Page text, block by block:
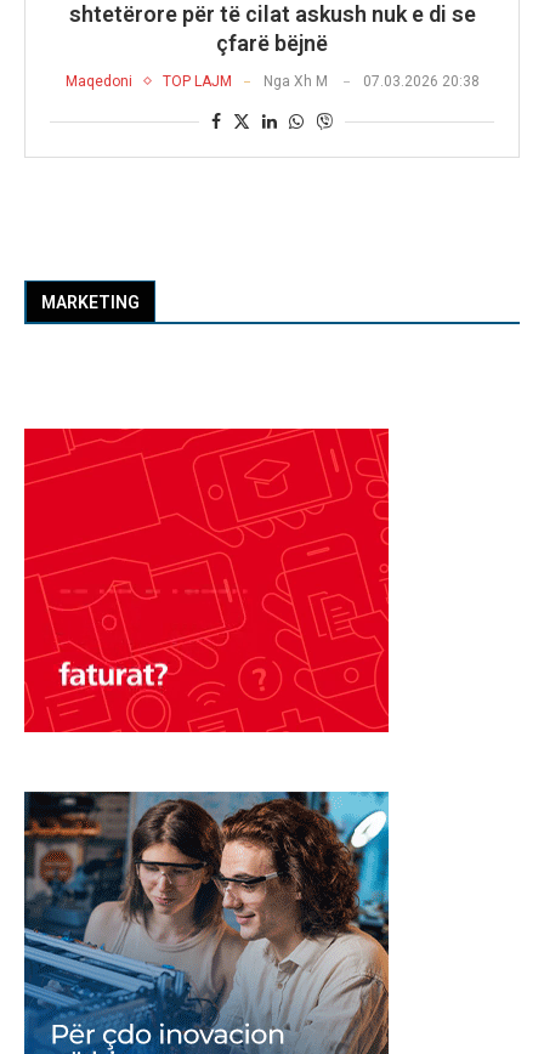
shtetërore për të cilat askush nuk e di se
çfarë bëjnë
Maqedoni TOP LAJM Nga Xh M 07.03.2026 20:38
MARKETING